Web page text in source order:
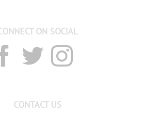
ON SOCIAL
CONTACT US